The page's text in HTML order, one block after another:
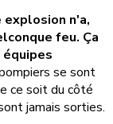
n'a,
feu. Ça
se sont
ce soit du côté
jamais sorties.